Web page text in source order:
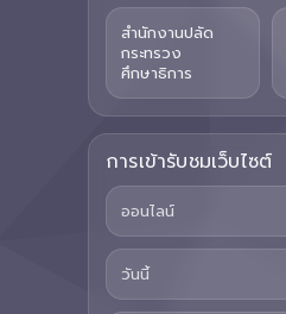
สำนักงานปลัด
กระทรวง
ศึกษาธิการ
การเข้ารับชมเว็บไซต์
ออนไลน์
วันนี้